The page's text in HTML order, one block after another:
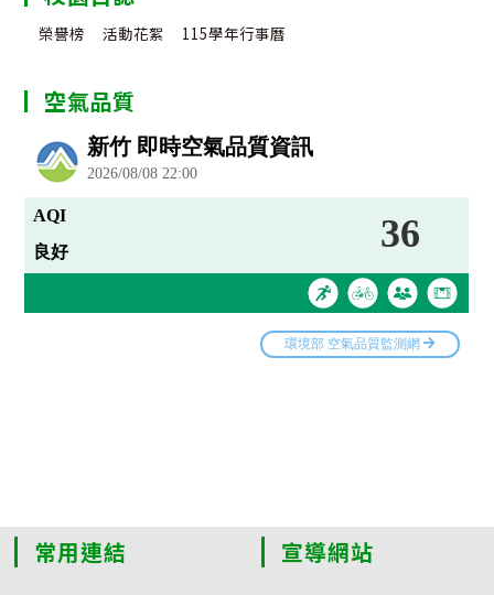
榮譽榜 活動花絮 115學年行事曆
空氣品質
常用連結
宣導網站